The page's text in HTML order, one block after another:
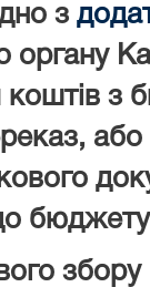
з
органу
з